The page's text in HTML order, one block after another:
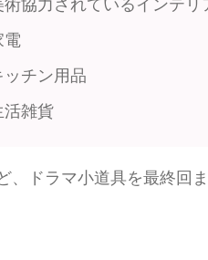
術協力されているインテリ
電
ッチン用品
活雑貨
、ドラマ小道具を最終回